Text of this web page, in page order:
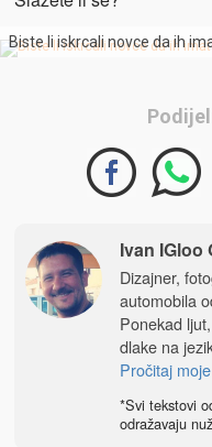
Biste li iskrcali novce da ih
Ivan IGloo
Dizajner,
automobila
Ponekad
dlake na
Pročitaj
*Svi tekstovi
odražavaju